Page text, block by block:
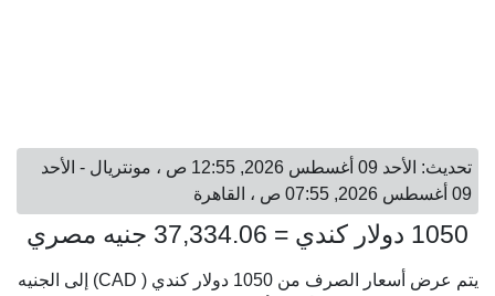
تحديث: الأحد 09 أغسطس 2026, 12:55 ص ، مونتريال - الأحد
09 أغسطس 2026, 07:55 ص ، القاهرة
1050 دولار كندي = 37,334.06 جنيه مصري
يتم عرض أسعار الصرف من 1050 دولار كندي ( CAD) إلى الجنيه